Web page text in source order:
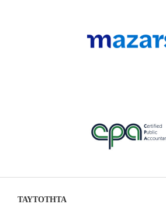
ΤΑΥΤΟΤΗΤΑ